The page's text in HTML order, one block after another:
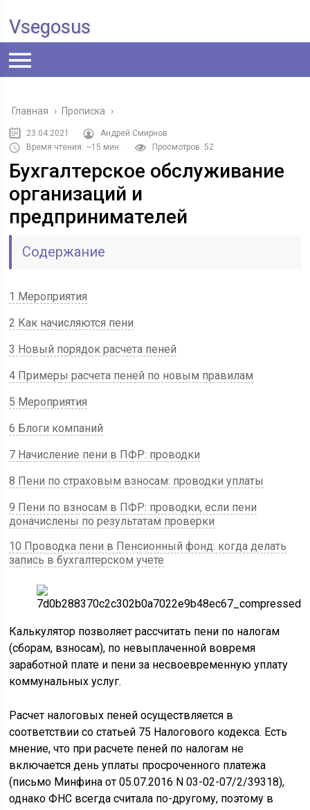
Vsegosus
Главная › Прописка ›
23.04.2021
Андрей Смирнов
Время чтения: ~15 мин.
Просмотров: 52
Бухгалтерское обслуживание
организаций и
предпринимателей
Содержание
1 Мероприятия
2 Как начисляются пени
3 Новый порядок расчета пеней
4 Примеры расчета пеней по новым правилам
5 Мероприятия
6 Блоги компаний
7 Начисление пени в ПФР: проводки
8 Пени по страховым взносам: проводки уплаты
9 Пени по взносам в ПФР: проводки, если пени
доначислены по результатам проверки
10 Проводка пени в Пенсионный фонд: когда делать
запись в бухгалтерском учете
Калькулятор позволяет рассчитать пени по налогам
(сборам, взносам), по невыплаченной вовремя
заработной плате и пени за несвоевременную уплату
коммунальных услуг.
Расчет налоговых пеней осуществляется в
соответствии со статьей 75 Налогового кодекса. Есть
мнение, что при расчете пеней по налогам не
включается день уплаты просроченного платежа
(письмо Минфина от 05.07.2016 N 03-02-07/2/39318),
однако ФНС всегда считала по-другому, поэтому в